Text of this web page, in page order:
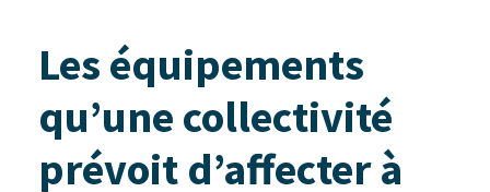
Les équipements
qu’une collectivité
prévoit d’affecter à